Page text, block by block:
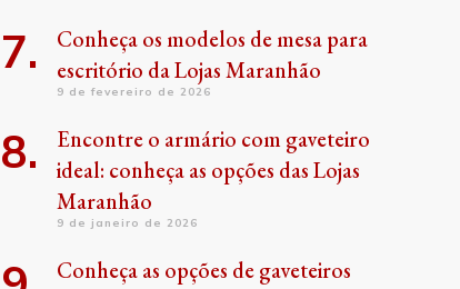
Conheça os modelos de mesa para
escritório da Lojas Maranhão
9 de fevereiro de 2026
Encontre o armário com gaveteiro
ideal: conheça as opções das Lojas
Maranhão
9 de janeiro de 2026
Conheça as opções de gaveteiros